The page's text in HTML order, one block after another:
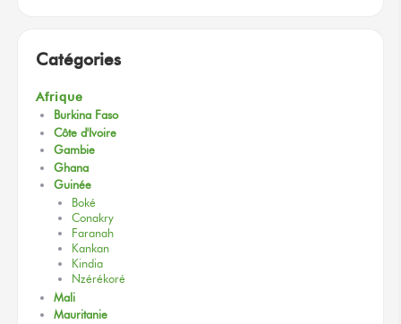
Catégories
Afrique
Burkina Faso
Côte d'Ivoire
Gambie
Ghana
Guinée
Boké
Conakry
Faranah
Kankan
Kindia
Nzérékoré
Mali
Mauritanie